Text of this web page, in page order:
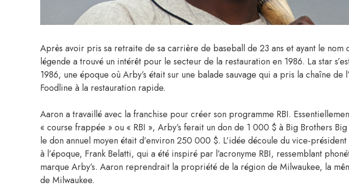
Après avoir pris sa retraite de sa carrière de baseball de 23 ans et ayant le nom
légende a trouvé un intérêt pour le secteur de la restauration en 1986. La star
1986, une époque où Arby’s était sur une balade sauvage qui a pris la chaîne de
Foodline à la restauration rapide.
Aaron a travaillé avec la franchise pour créer son programme RBI.
« course frappée » ou « RBI », Arby’s ferait un don de 1 000 $ à Big Brothers
le don annuel moyen était d’environ 250 000 $. L’idée découle du vice-
à l’époque, Frank Belatti, qui a été inspiré par l’acronyme RBI, ressemblant
marque Arby’s. Aaron reprendrait la propriété de la région de Milwaukee, la
de Milwaukee.